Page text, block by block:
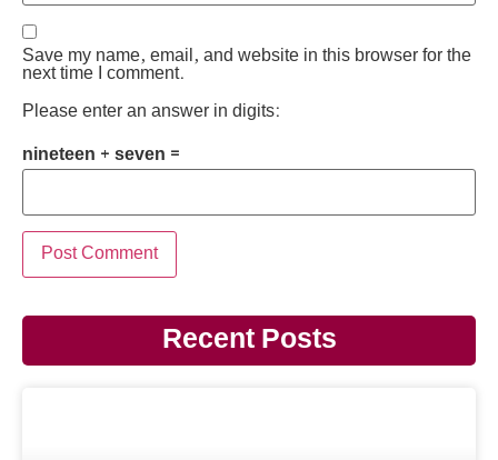
Save my name, email, and website in this browser for the
next time I comment.
Please enter an answer in digits:
nineteen + seven =
Recent Posts